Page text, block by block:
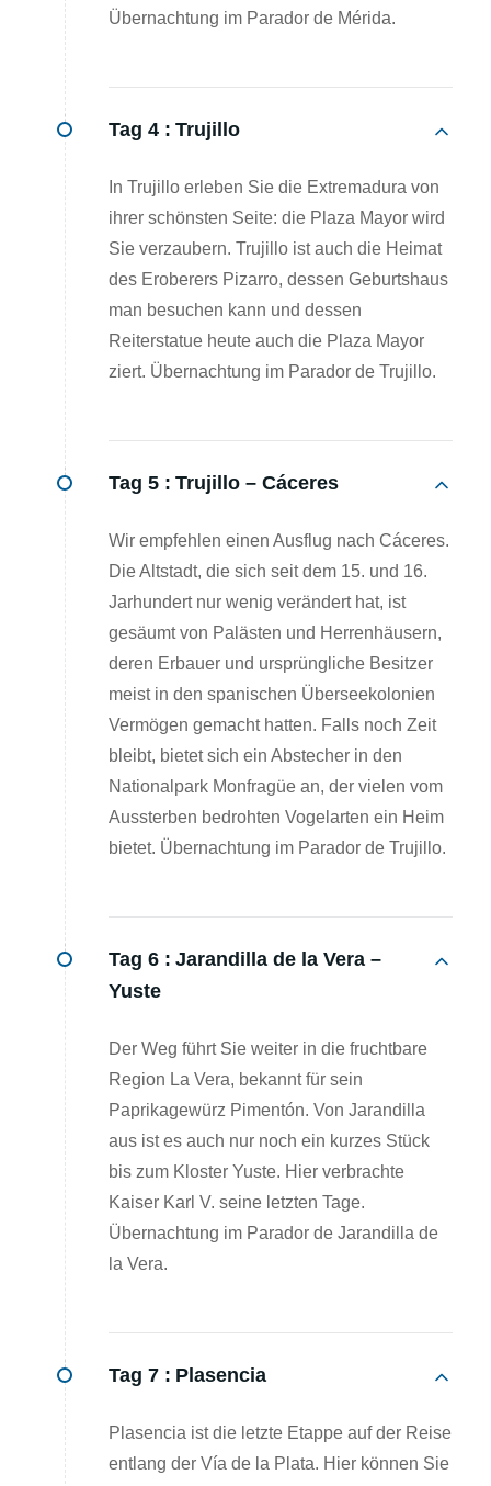
Übernachtung im Parador de Mérida.
Tag 4 : Trujillo
In Trujillo erleben Sie die Extremadura von
ihrer schönsten Seite: die Plaza Mayor wird
Sie verzaubern. Trujillo ist auch die Heimat
des Eroberers Pizarro, dessen Geburtshaus
man besuchen kann und dessen
Reiterstatue heute auch die Plaza Mayor
ziert. Übernachtung im Parador de Trujillo.
Tag 5 : Trujillo – Cáceres
Wir empfehlen einen Ausflug nach Cáceres.
Die Altstadt, die sich seit dem 15. und 16.
Jarhundert nur wenig verändert hat, ist
gesäumt von Palästen und Herrenhäusern,
deren Erbauer und ursprüngliche Besitzer
meist in den spanischen Überseekolonien
Vermögen gemacht hatten. Falls noch Zeit
bleibt, bietet sich ein Abstecher in den
Nationalpark Monfragüe an, der vielen vom
Aussterben bedrohten Vogelarten ein Heim
bietet. Übernachtung im Parador de Trujillo.
Tag 6 : Jarandilla de la Vera –
Yuste
Der Weg führt Sie weiter in die fruchtbare
Region La Vera, bekannt für sein
Paprikagewürz Pimentón. Von Jarandilla
aus ist es auch nur noch ein kurzes Stück
bis zum Kloster Yuste. Hier verbrachte
Kaiser Karl V. seine letzten Tage.
Übernachtung im Parador de Jarandilla de
la Vera.
Tag 7 : Plasencia
Plasencia ist die letzte Etappe auf der Reise
entlang der Vía de la Plata. Hier können Sie